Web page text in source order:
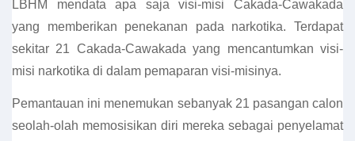
LBHM mendata apa saja visi-misi Cakada-Cawakada
yang memberikan penekanan pada narkotika. Terdapat
sekitar 21 Cakada-Cawakada yang mencantumkan visi-
misi narkotika di dalam pemaparan visi-misinya.
Pemantauan ini menemukan sebanyak 21 pasangan calon
seolah-olah memosisikan diri mereka sebagai penyelamat